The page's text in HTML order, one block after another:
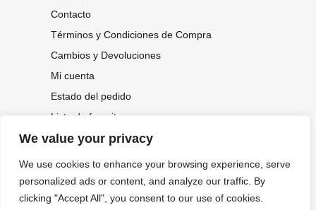
We value your privacy
We use cookies to enhance your browsing experience, serve
personalized ads or content, and analyze our traffic. By
clicking "Accept All", you consent to our use of cookies.
Contacto
Términos y Condiciones de Compra
Cambios y Devoluciones
Mi cuenta
Estado del pedido
Lista de favoritos
CONOCE NUESTRAS NOVEDADES,
OFERTAS...